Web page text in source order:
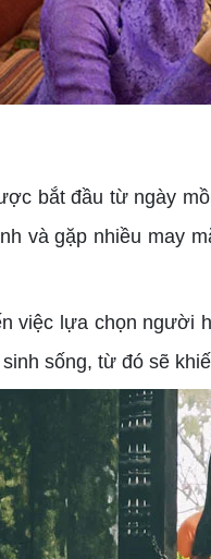
bắt đầu từ ngày
và gặp nhiều may
việc lựa chọn người
sống, từ đó sẽ